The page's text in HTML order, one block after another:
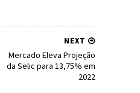
NEXT
Mercado Eleva Projeção
da Selic para 13,75% em
2022